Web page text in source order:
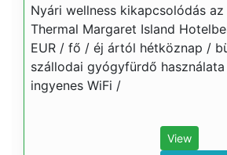
Nyári wellness kikapcsolódás az
Thermal Margaret Island
EUR / fő / éj ártól hétköznap /
szállodai gyógyfürdő
ingyenes WiFi /
View